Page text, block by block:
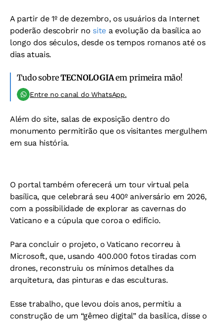
A partir de 1º de dezembro, os usuários da Internet
poderão descobrir no site a evolução da basílica ao
longo dos séculos, desde os tempos romanos até os
dias atuais.
Tudo sobreTECNOLOGIAem primeira mão!
Entre no canal do WhatsApp.
Além do site, salas de exposição dentro do
monumento permitirão que os visitantes mergulhem
em sua história.
O portal também oferecerá um tour virtual pela
basílica, que celebrará seu 400º aniversário em 2026,
com a possibilidade de explorar as cavernas do
Vaticano e a cúpula que coroa o edifício.
Para concluir o projeto, o Vaticano recorreu à
Microsoft, que, usando 400.000 fotos tiradas com
drones, reconstruiu os mínimos detalhes da
arquitetura, das pinturas e das esculturas.
Esse trabalho, que levou dois anos, permitiu a
construção de um “gêmeo digital” da basílica, disse o